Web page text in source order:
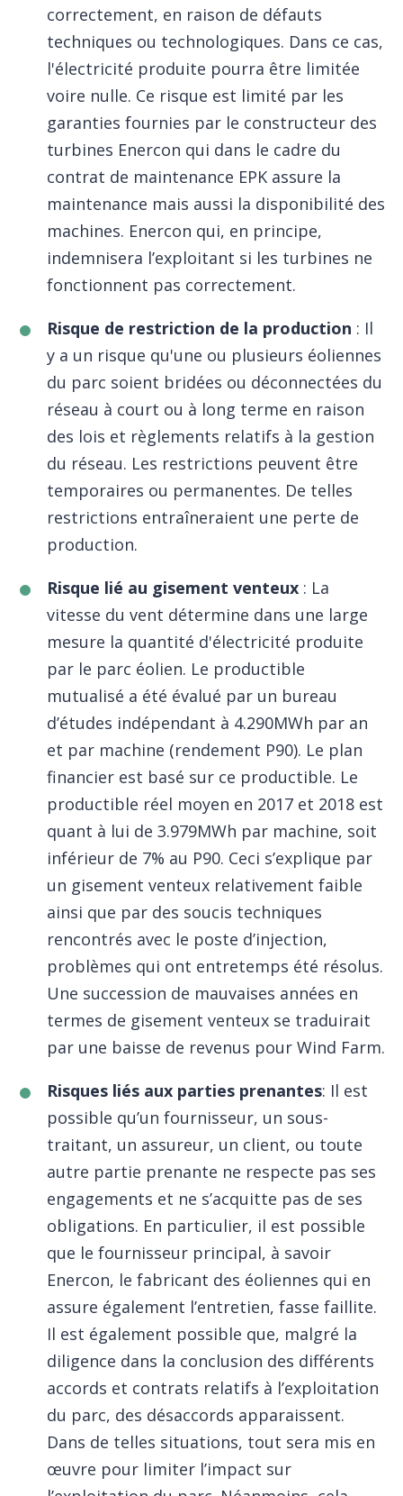
correctement, en raison de défauts
techniques ou technologiques. Dans ce cas,
l'électricité produite pourra être limitée
voire nulle. Ce risque est limité par les
garanties fournies par le constructeur des
turbines Enercon qui dans le cadre du
contrat de maintenance EPK assure la
maintenance mais aussi la disponibilité des
machines. Enercon qui, en principe,
indemnisera l’exploitant si les turbines ne
fonctionnent pas correctement.
Risque de restriction de la production : Il
y a un risque qu'une ou plusieurs éoliennes
du parc soient bridées ou déconnectées du
réseau à court ou à long terme en raison
des lois et règlements relatifs à la gestion
du réseau. Les restrictions peuvent être
temporaires ou permanentes. De telles
restrictions entraîneraient une perte de
production.
Risque lié au gisement venteux : La
vitesse du vent détermine dans une large
mesure la quantité d'électricité produite
par le parc éolien. Le productible
mutualisé a été évalué par un bureau
d’études indépendant à 4.290MWh par an
et par machine (rendement P90). Le plan
financier est basé sur ce productible. Le
productible réel moyen en 2017 et 2018 est
quant à lui de 3.979MWh par machine, soit
inférieur de 7% au P90. Ceci s’explique par
un gisement venteux relativement faible
ainsi que par des soucis techniques
rencontrés avec le poste d’injection,
problèmes qui ont entretemps été résolus.
Une succession de mauvaises années en
termes de gisement venteux se traduirait
par une baisse de revenus pour Wind Farm.
Risques liés aux parties prenantes: Il est
possible qu’un fournisseur, un sous-
traitant, un assureur, un client, ou toute
autre partie prenante ne respecte pas ses
engagements et ne s’acquitte pas de ses
obligations. En particulier, il est possible
que le fournisseur principal, à savoir
Enercon, le fabricant des éoliennes qui en
assure également l’entretien, fasse faillite.
Il est également possible que, malgré la
diligence dans la conclusion des différents
accords et contrats relatifs à l’exploitation
du parc, des désaccords apparaissent.
Dans de telles situations, tout sera mis en
œuvre pour limiter l’impact sur